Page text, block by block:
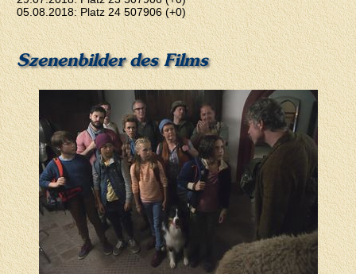
05.08.2018: Platz 24 507906 (+0)
Szenenbilder des Films